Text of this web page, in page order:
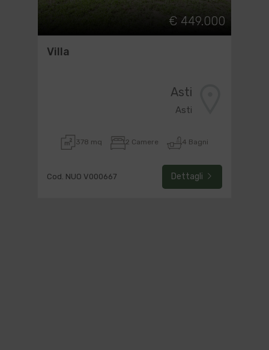
€ 449.000
Villa
Asti
Asti
378 mq 2 Camere 4 Bagni
Cod. NUO V000667 Dettagli